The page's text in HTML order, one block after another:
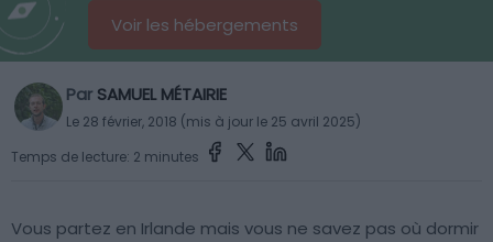
Voir les hébergements
Par SAMUEL MÉTAIRIE
Le 28 février, 2018 (mis à jour le 25 avril 2025)
Temps de lecture: 2 minutes
Vous partez en Irlande mais vous ne savez pas où dormir